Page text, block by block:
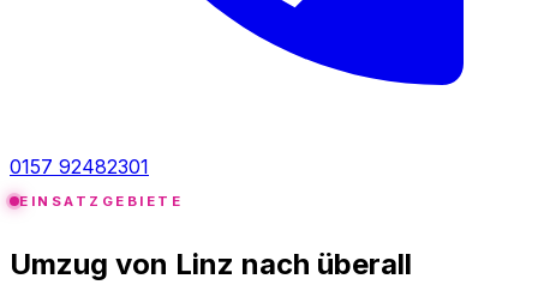
0157 92482301
EINSATZGEBIETE
Umzug von Linz nach überall